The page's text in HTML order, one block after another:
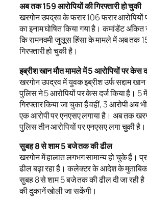
अब तक 159 आरोपियों की गिरफ्तारी हो चुकी
खरगोन उपद्रव के फरार 106 फरार
का इनाम घोषित किया गया है। कमांडेंट
कि रामनवमी जुलूस हिंसा के मामले में अब तक
गिरफ्तारी हो चुकी है।
इब्रीश खान मौत मामले में 5 आरोपियों पर केस
खरगोन उपद्रव में युवक इब्रीश उर्फ सद्दाम
पुलिस ने 5 आरोपियों पर केस दर्ज किया है। 5
गिरफ्तार किया जा चुका हैं वहीं, 3 आरोपी अब
एक आरोपी पर एनएसए लगाया है। अब तक
पुलिस तीन आरोपियों पर एनएसए लगा चुकी है।
सुबह 8 से शाम 5 बजे तक की ढील
खरगोन में हालात लगभग सामान्य हो चुके हैं।
ढील बढ़ा रहा है। कलेक्टर के आदेश के मुताबिक
सुबह 8 से शाम 5 बजे तक की ढील दी जा रही
की दुकानें खोली जा सकेंगी।